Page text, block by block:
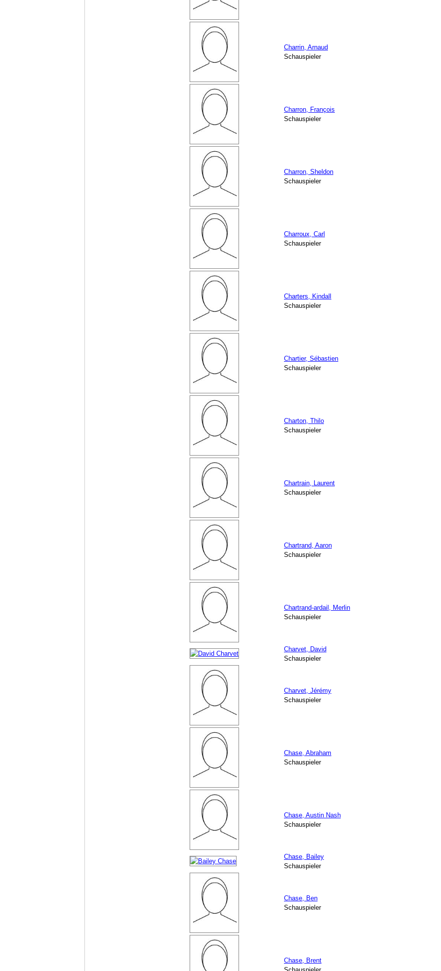
Charrin, Arnaud
Schauspieler
Charron, François
Schauspieler
Charron, Sheldon
Schauspieler
Charroux, Carl
Schauspieler
Charters, Kindall
Schauspieler
Chartier, Sébastien
Schauspieler
Charton, Thilo
Schauspieler
Chartrain, Laurent
Schauspieler
Chartrand, Aaron
Schauspieler
Chartrand-ardail, Merlin
Schauspieler
Charvet, David
Schauspieler
Charvet, Jérémy
Schauspieler
Chase, Abraham
Schauspieler
Chase, Austin Nash
Schauspieler
Chase, Bailey
Schauspieler
Chase, Ben
Schauspieler
Chase, Brent